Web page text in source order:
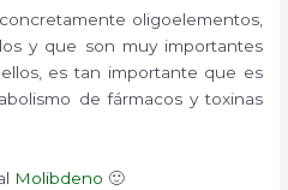
oligoelementos,
y que son muy importantes
es tan importante que es
de fármacos y toxinas
Molibdeno 🙂